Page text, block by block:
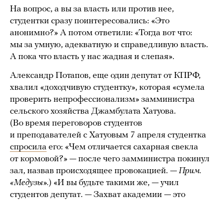
На вопрос, а вы за власть или против нее,
студентки сразу поинтересовались: «Это
анонимно?» А потом ответили: «Тогда вот что:
мы за умную, адекватную и справедливую власть.
А пока что власть у нас жадная и слепая».
Александр Потапов, еще один депутат от КПРФ,
хвалил «доходчивую студентку», которая «сумела
проверить непрофессионализм» замминистра
сельского хозяйства Джамбулата Хатуова.
(Во время переговоров студентов
и преподавателей с Хатуовым 7 апреля студентка
спросила его: «Чем отличается сахарная свекла
от кормовой?» — после чего замминистра покинул
зал, назвав происходящее провокацией. — Прим.
«Медузы».) «И вы будьте такими же, — учил
студентов депутат. — Захват академии — это